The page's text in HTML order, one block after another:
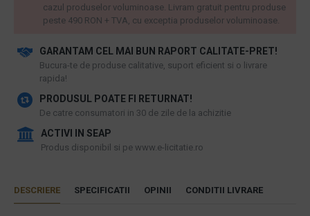
GARANTAM CEL MAI BUN RAPORT CALITATE-PRET!
​Bucura-te de produse calitative, suport eficient si o livrare
rapida!
PRODUSUL POATE FI RETURNAT!
De catre consumatori in 30 de zile de la achizitie
ACTIVI IN SEAP
Produs disponibil si pe www.e-licitatie.ro
cazul produselor voluminoase. Livram gratuit pentru produse
peste 490 RON + TVA, cu exceptia produselor voluminoase.
DESCRIERE SPECIFICATII OPINII CONDITII LIVRARE